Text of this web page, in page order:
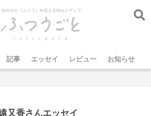
記事 エッセイ レビュー お知らせ
又香さんエッセイ